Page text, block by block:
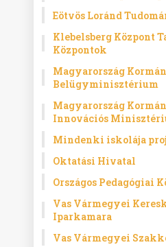
Eötvös Loránd
Klebelsberg Központ
Központok
Magyarország
Belügyminisztérium
Magyarország
Innovációs
Mindenki iskolája
Oktatási Hivatal
Országos Pedagógiai
Vas Vármegyei
Iparkamara
Vas Vármegyei